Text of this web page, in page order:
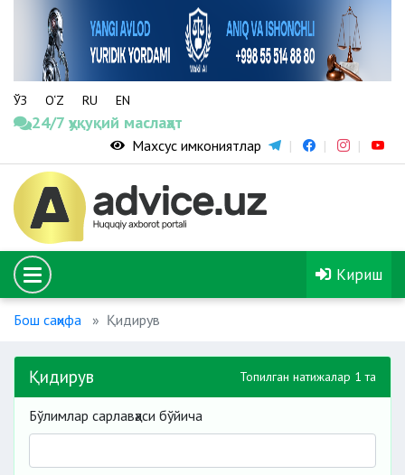
ЎЗ O‘Z RU EN
24/7 ҳуқуқий маслаҳат
Махсус имкониятлар
Кириш
Бош саҳифа Қидирув
Қидирув Топилган натижалар 1 та
Бўлимлар сарлавҳаси бўйича